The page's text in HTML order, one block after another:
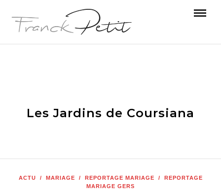
Les Jardins de Coursiana
ACTU / MARIAGE / REPORTAGE MARIAGE / REPORTAGE
MARIAGE GERS